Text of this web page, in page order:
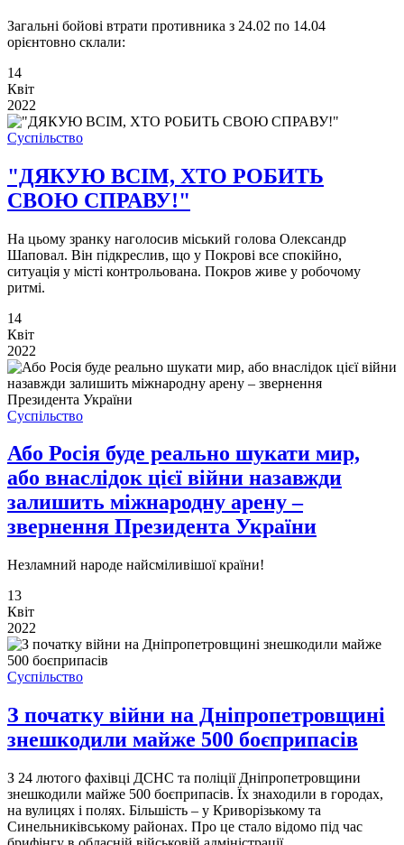
Загальні бойові втрати противника з 24.02 по 14.04
орієнтовно склали:
14
Квіт
2022
Суспільство
"ДЯКУЮ ВСІМ, ХТО РОБИТЬ
СВОЮ СПРАВУ!"
На цьому зранку наголосив міський голова Олександр
Шаповал. Він підкреслив, що у Покрові все спокійно,
ситуація у місті контрольована. Покров живе у робочому
ритмі.
14
Квіт
2022
Суспільство
Або Росія буде реально шукати мир,
або внаслідок цієї війни назавжди
залишить міжнародну арену –
звернення Президента України
Незламний народе найсміливішої країни!
13
Квіт
2022
Суспільство
З початку війни на Дніпропетровщині
знешкодили майже 500 боєприпасів
З 24 лютого фахівці ДСНС та поліції Дніпропетровщини
знешкодили майже 500 боєприпасів. Їх знаходили в городах,
на вулицях і полях. Більшість – у Криворізькому та
Синельниківському районах. Про це стало відомо під час